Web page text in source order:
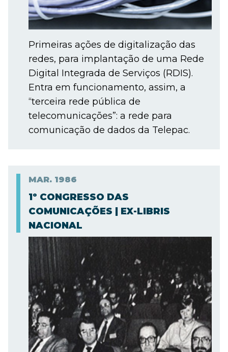
Primeiras ações de digitalização das
redes, para implantação de uma Rede
Digital Integrada de Serviços (RDIS).
Entra em funcionamento, assim, a
“terceira rede pública de
telecomunicações”: a rede para
comunicação de dados da Telepac.
MAR. 1986
1º CONGRESSO DAS
COMUNICAÇÕES | EX-LIBRIS
NACIONAL